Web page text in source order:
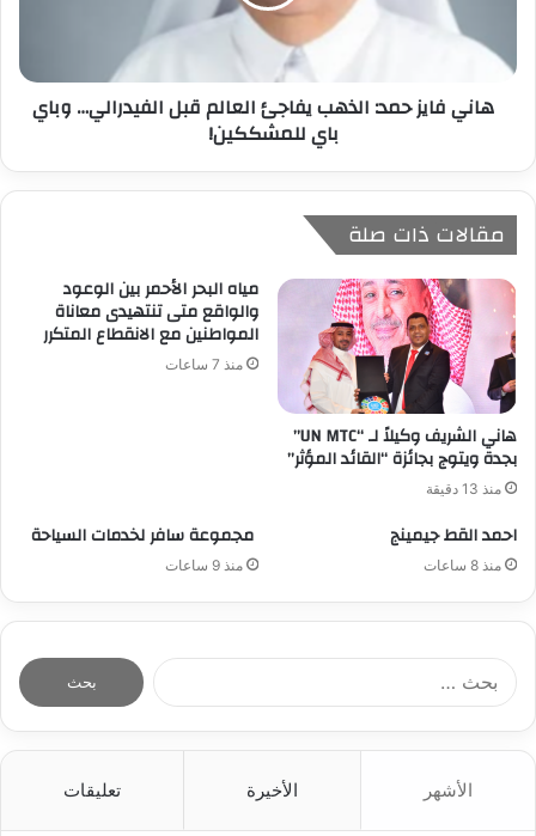
هاني فايز حمد: الذهب يفاجئ العالم قبل الفيدرالي… وباي
باي للمشككين!
مقالات ذات صلة
هاني الشريف وكيلاً لـ “UN MTC”
بجدة ويتوج بجائزة “القائد المؤثر”
منذ 13 دقيقة
مياه البحر الأحمر بين الوعود
والواقع متى تنتهيدى معاناة
المواطنين مع الانقطاع المتكرر
منذ 7 ساعات
احمد القط جيمينج
منذ 8 ساعات
مجموعة سافر لخدمات السياحة
منذ 9 ساعات
الأشهر الأخيرة تعليقات